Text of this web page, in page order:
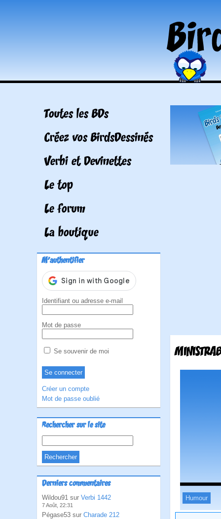
Toutes les BDs
Créez vos BirdsDessinés
Verbi et Devinettes
Le top
Le forum
La boutique
M'authentifier
Identifiant ou adresse e-mail
Mot de passe
Se souvenir de moi
Créer un compte
Mot de passe oublié
Rechercher sur le site
Derniers commentaires
Wildou91 sur Verbi 1442
7 Août, 22:31
Pégase53 sur Charade 212
Humour